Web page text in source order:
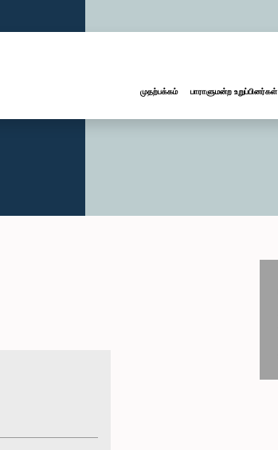
முதற்பக்கம் பாராளுமன்ற உறுப்பினர்கள்